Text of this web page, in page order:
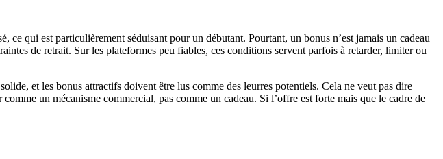
qui est particulièrement séduisant pour un débutant. Pourtant, un bonus n’est jamais un cadeau
de retrait. Sur les plateformes peu fiables, ces conditions servent parfois à retarder, limiter ou
et les bonus attractifs doivent être lus comme des leurres potentiels. Cela ne veut pas dire
un mécanisme commercial, pas comme un cadeau. Si l’offre est forte mais que le cadre de